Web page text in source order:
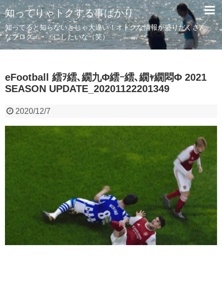
知ってりゃトクする事ばかり
知ってると知らないとじゃ大違い！オトクな情報が盛りだくさん
なブログ・・・にしたいな（笑）
eFootball 繧ｦ繧､繝九Φ繧ｰ繧､繝ｬ繝悶Φ 2021
SEASON UPDATE_20201122201349
2020/12/7